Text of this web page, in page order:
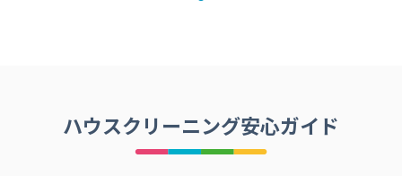
ハウスクリーニング安心ガイド